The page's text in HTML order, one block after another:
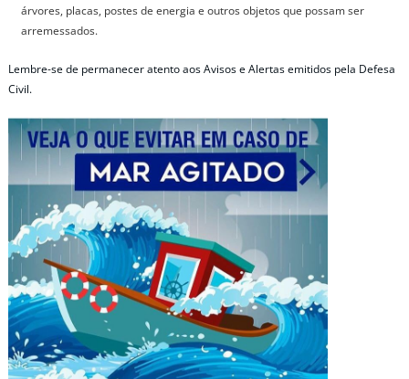
árvores, placas, postes de energia e outros objetos que possam ser
arremessados.
Lembre-se de permanecer atento aos Avisos e Alertas emitidos pela Defesa
Civil.